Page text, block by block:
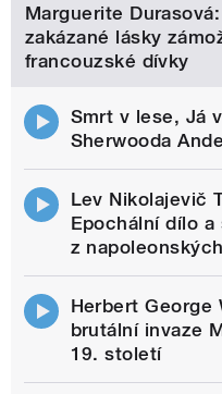
Marguerite
zakázané lásky
francouzské dívky
Smrt v lese, Já
Sherwooda
Lev Nikolajevič
Epochální dílo
z
Herbert George
brutální invaze
19. století